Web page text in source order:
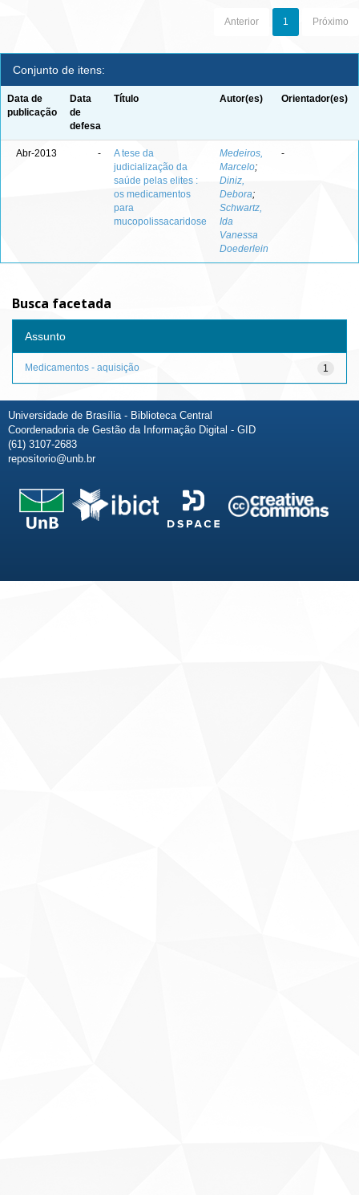
Anterior 1 Próximo
Conjunto de itens:
Data de
publicação
Data
de
defesa
Título Autor(es) Orientador(es)
Abr-2013 -
A tese da
judicialização da
saúde pelas elites :
os medicamentos
para
mucopolissacaridose
Medeiros,
Marcelo;
Diniz,
Debora;
Schwartz,
Ida
Vanessa
Doederlein
-
Busca facetada
Assunto
1
Medicamentos - aquisição
Universidade de Brasília - Biblioteca Central
Coordenadoria de Gestão da Informação Digital - GID
(61) 3107-2683
repositorio@unb.br